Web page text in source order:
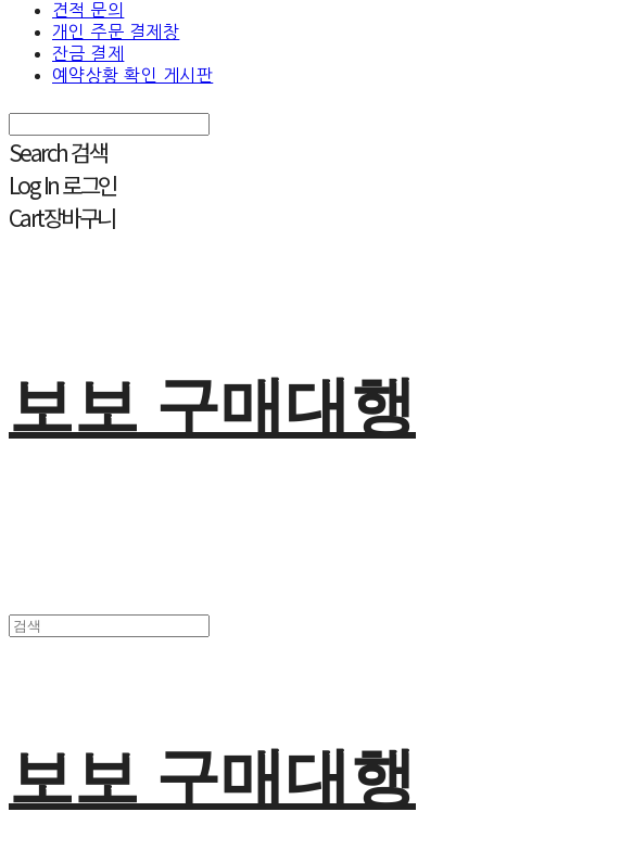
견적 문의
개인 주문 결제창
잔금 결제
예약상황 확인 게시판
Search검색
Log In로그인
Cart장바구니
보보 구매대행
보보 구매대행